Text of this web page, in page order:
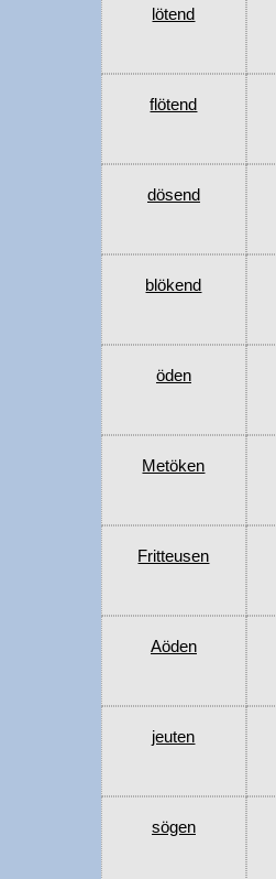
lötend
flötend
dösend
blökend
öden
Metöken
Fritteusen
Aöden
jeuten
sögen